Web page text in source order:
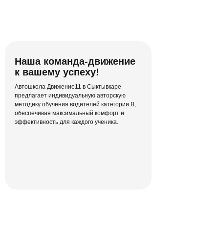
Наша команда-движение
к вашему успеху!
Автошкола Движение11 в Сыктывкаре
предлагает индивидуальную авторскую
методику обучения водителей категории В,
обеспечивая максимальный комфорт и
эффективность для каждого ученика.